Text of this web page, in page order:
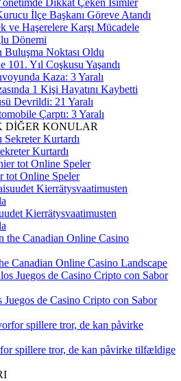
DİĞER KONULAR
Kurtardı
tot Online Speler
Kierrätysvaatimusten
Canadian Online Casino Landscape
de Casino Cripto con Sabor
spillere tror, de kan påvirke tilfældige